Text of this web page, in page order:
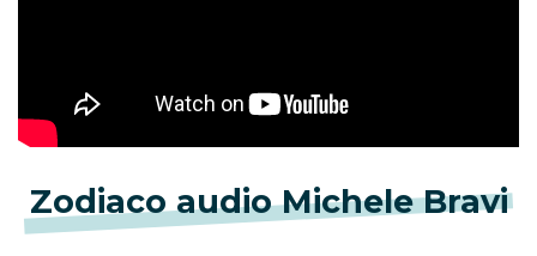
Zodiaco audio Michele Bravi